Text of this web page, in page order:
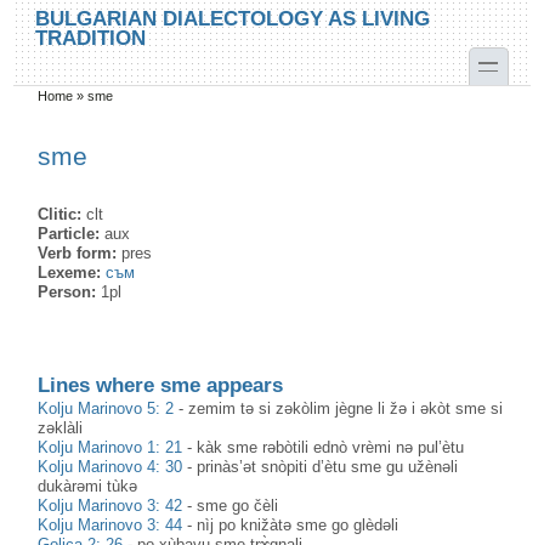
Skip to main content
Skip to search
BULGARIAN DIALECTOLOGY AS LIVING
TRADITION
toggle
You are here
Home »sme
sme
Clitic:clt
Particle:aux
Verb form:pres
Lexeme:съм
Person: 1pl
Lines where sme appears
Kolju Marinovo 5: 2 -zemim tə si zəkòlim jègne li žə i əkòt sme si
zəklàli
Kolju Marinovo 1: 21 - kàk sme rəbòtili ednò vrèmi nə pul’ètu
Kolju Marinovo 4: 30 -prinàs’ət snòpiti d’ètu sme gu užènəli
dukàrəmi tùkə
Kolju Marinovo 3: 42 -sme go čèli
Kolju Marinovo 3: 44 - nìj po knižàtə sme go glèdəli